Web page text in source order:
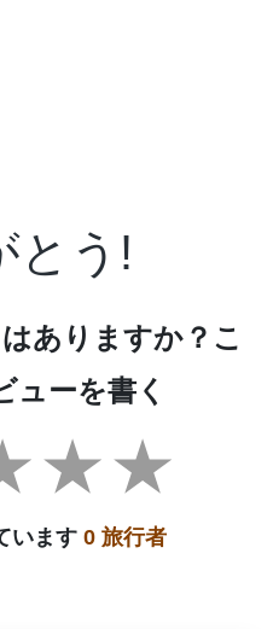
とう!
ありますか？こ
ューを書く
います 0 旅行者